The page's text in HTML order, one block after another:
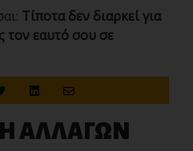
Τίποτα δεν διαρκεί για
τον εαυτό σου σε
ΑΛΛΑΓΩΝ